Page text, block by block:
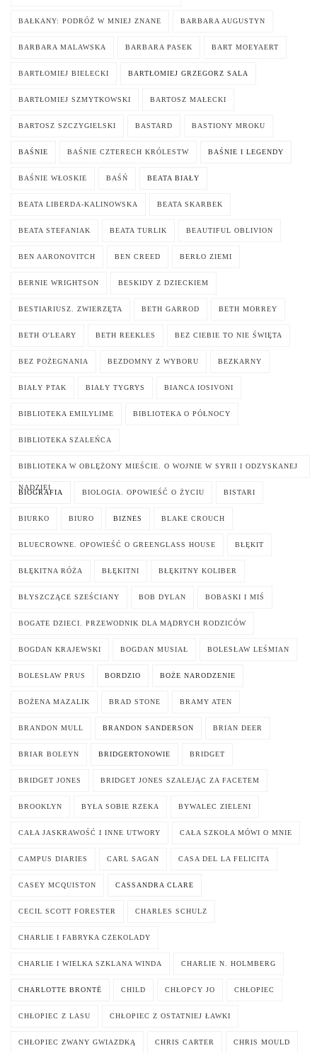
BAŁKANY: PODRÓŻ W MNIEJ ZNANE BARBARA AUGUSTYN
BARBARA MALAWSKA BARBARA PASEK BART MOEYAERT
BARTŁOMIEJ BIELECKI BARTŁOMIEJ GRZEGORZ SALA
BARTŁOMIEJ SZMYTKOWSKI BARTOSZ MAŁECKI
BARTOSZ SZCZYGIELSKI BASTARD BASTIONY MROKU
BAŚNIE BAŚNIE CZTERECH KRÓLESTW BAŚNIE I LEGENDY
BAŚNIE WŁOSKIE BAŚŃ BEATA BIAŁY
BEATA LIBERDA-KALINOWSKA BEATA SKARBEK
BEATA STEFANIAK BEATA TURLIK BEAUTIFUL OBLIVION
BEN AARONOVITCH BEN CREED BERŁO ZIEMI
BERNIE WRIGHTSON BESKIDY Z DZIECKIEM
BESTIARIUSZ. ZWIERZĘTA BETH GARROD BETH MORREY
BETH O'LEARY BETH REEKLES BEZ CIEBIE TO NIE ŚWIĘTA
BEZ POŻEGNANIA BEZDOMNY Z WYBORU BEZKARNY
BIAŁY PTAK BIAŁY TYGRYS BIANCA IOSIVONI
BIBLIOTEKA EMILYLIME BIBLIOTEKA O PÓŁNOCY
BIBLIOTEKA SZALEŃCA
BIBLIOTEKA W OBLĘŻONY MIEŚCIE. O WOJNIE W SYRII I ODZYSKANEJ
NADZIEI
BIOGRAFIA BIOLOGIA. OPOWIEŚĆ O ŻYCIU BISTARI
BIURKO BIURO BIZNES BLAKE CROUCH
BLUECROWNE. OPOWIEŚĆ O GREENGLASS HOUSE BŁĘKIT
BŁĘKITNA RÓŻA BŁĘKITNI BŁĘKITNY KOLIBER
BŁYSZCZĄCE SZEŚCIANY BOB DYLAN BOBASKI I MIŚ
BOGATE DZIECI. PRZEWODNIK DLA MĄDRYCH RODZICÓW
BOGDAN KRAJEWSKI BOGDAN MUSIAŁ BOLESŁAW LEŚMIAN
BOLESŁAW PRUS BORDZIO BOŻE NARODZENIE
BOŻENA MAZALIK BRAD STONE BRAMY ATEN
BRANDON MULL BRANDON SANDERSON BRIAN DEER
BRIAR BOLEYN BRIDGERTONOWIE BRIDGET
BRIDGET JONES BRIDGET JONES SZALEJĄC ZA FACETEM
BROOKLYN BYŁA SOBIE RZEKA BYWALEC ZIELENI
CAŁA JASKRAWOŚĆ I INNE UTWORY CAŁA SZKOŁA MÓWI O MNIE
CAMPUS DIARIES CARL SAGAN CASA DEL LA FELICITA
CASEY MCQUISTON CASSANDRA CLARE
CECIL SCOTT FORESTER CHARLES SCHULZ
CHARLIE I FABRYKA CZEKOLADY
CHARLIE I WIELKA SZKLANA WINDA CHARLIE N. HOLMBERG
CHARLOTTE BRONTË CHILD CHŁOPCY JO CHŁOPIEC
CHŁOPIEC Z LASU CHŁOPIEC Z OSTATNIEJ ŁAWKI
CHŁOPIEC ZWANY GWIAZDKĄ CHRIS CARTER CHRIS MOULD